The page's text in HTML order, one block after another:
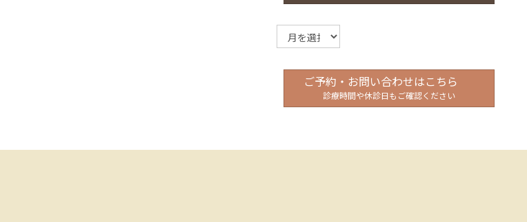
ア
ー
イ
ご予約・お問い合わせはこちら
診療時間や休診日もご確認ください